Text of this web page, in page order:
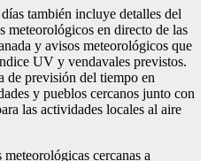
también incluye detalles del
meteorológicos en directo de las
y avisos meteorológicos que
UV y vendavales previstos.
de previsión del tiempo en
y pueblos cercanos junto con
las actividades locales al aire
cercanas a